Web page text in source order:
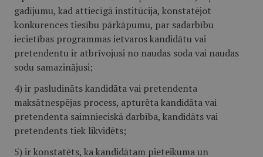
gadījumu, kad attiecīgā institūcija, konstatējot
konkurences tiesību pārkāpumu, par sadarbību
iecietības programmas ietvaros kandidātu vai
pretendentu ir atbrīvojusi no naudas soda vai naudas
sodu samazinājusi;
4) ir pasludināts kandidāta vai pretendenta
maksātnespējas process, apturēta kandidāta vai
pretendenta saimnieciskā darbība, kandidāts vai
pretendents tiek likvidēts;
5) ir konstatēts, ka kandidātam pieteikuma un